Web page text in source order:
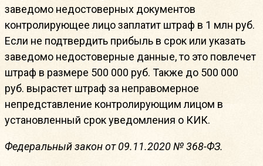
заведомо недостоверных документов
контролирующее лицо заплатит штраф в 1 млн руб.
Если не подтвердить прибыль в срок или указать
заведомо недостоверные данные, то это повлечет
штраф в размере 500 000 руб. Также до 500 000
руб. вырастет штраф за неправомерное
непредставление контролирующим лицом в
установленный срок уведомления о КИК.
Федеральный закон от 09.11.2020 № 368-ФЗ.